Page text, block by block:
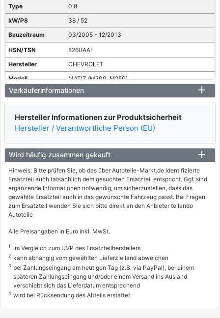
0.8
38 / 52
03/2005 - 12/2013
8260AAF
CHEVROLET
MATIZ (M200, M250)
0.8 LPG
03/2005 - 12/2007
CHEVROLET
1.0
49 / 67
03/2005 - heute
MATIZ (M200, M250)
1.0 LPG
49 / 67
03/2005 - 03/2011
8255333, 8260024
Verkäuferinformationen
Hersteller Informationen zur Produktsicherheit
Hersteller / Verantwortliche Person (EU)
Wird häufig zusammen gekauft
Hinweis: Bitte prüfen Sie, ob das über Autoteile-Markt.de identifizierte
Ersatzteil auch tatsächlich dem gesuchten Ersatzteil entspricht. Ggf. sind
ergänzende Informationen notwendig, um sicherzustellen, dass das
gewählte Ersatzteil auch in das gewünschte Fahrzeug passt. Bei Fragen
zum Ersatzteil wenden Sie sich bitte direkt an den Anbieter teilando
Autoteile
Alle Preisangaben in Euro inkl. MwSt.
1 im Vergleich zum UVP des Ersatzteilherstellers
2 kann abhängig vom gewählten Lieferzielland abweichen
3 bei Zahlungseingang am heutigen Tag (z.B. via PayPal), bei einem
späteren Zahlungseingang und/oder einem Versand ins Ausland
verschiebt sich das Lieferdatum entsprechend
4 wird bei Rücksendung des Altteils erstattet